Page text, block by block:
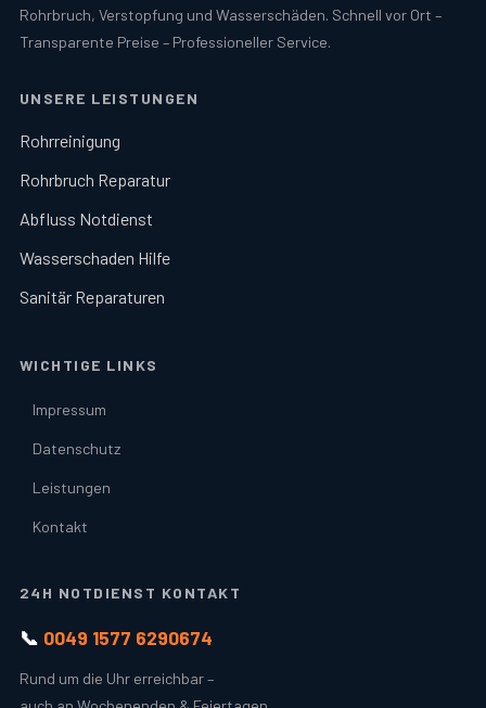
Rohrbruch, Verstopfung und Wasserschäden. Schnell vor Ort –
Transparente Preise – Professioneller Service.
UNSERE LEISTUNGEN
Rohrreinigung
Rohrbruch Reparatur
Abfluss Notdienst
Wasserschaden Hilfe
Sanitär Reparaturen
WICHTIGE LINKS
Impressum
Datenschutz
Leistungen
Kontakt
24H NOTDIENST KONTAKT
📞 0049 1577 6290674
Rund um die Uhr erreichbar –